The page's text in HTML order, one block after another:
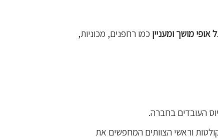
אופי מושך ומעניין כמו רחפנים, מכוניות,
העובדים בחברה.
וראשי הצוותים המחפשים את